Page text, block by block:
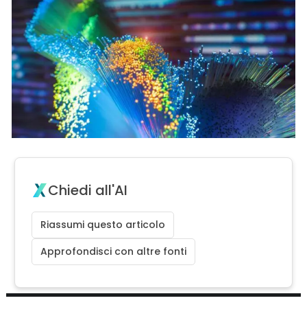
Chiedi all'AI
Riassumi questo articolo
Approfondisci con altre fonti